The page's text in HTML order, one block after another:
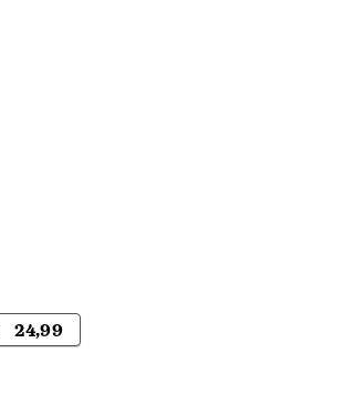
24,99